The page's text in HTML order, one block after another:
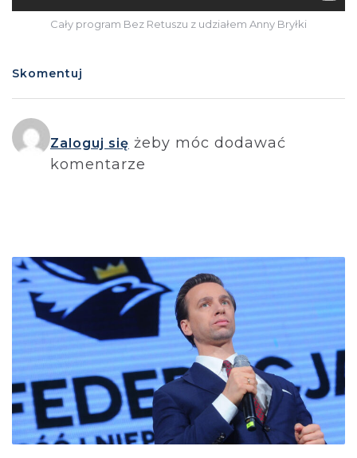
Cały program Bez Retuszu z udziałem Anny Bryłki
Skomentuj
Zaloguj się żeby móc dodawać
komentarze